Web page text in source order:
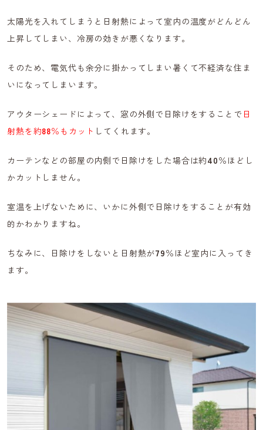
太陽光を入れてしまうと日射熱によって室内の温度がどんどん
上昇してしまい、冷房の効きが悪くなります。
そのため、電気代も余分に掛かってしまい暑くて不経済な住ま
いになってしまいます。
アウターシェードによって、窓の外側で日除けをすることで 日
射熱を約88％もカット してくれます。
カーテンなどの部屋の内側で日除けをした場合は約40％ほどし
かカットしません。
室温を上げないために、いかに外側で日除けをすることが有効
的かわかりますね。
ちなみに、日除けをしないと日射熱が79％ほど室内に入ってき
ます。